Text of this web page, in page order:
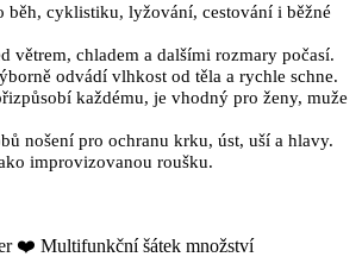
běh, cyklistiku, lyžování, cestování i běžné
větrem, chladem a dalšími rozmary počasí.
odvádí vlhkost od těla a rychle schne.
každému, je vhodný pro ženy, muže
nošení pro ochranu krku, úst, uší a hlavy.
improvizovanou roušku.
❤️ Multifunkční šátek množství